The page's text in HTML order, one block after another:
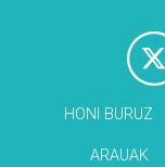
HONI BURUZ
ARAUAK